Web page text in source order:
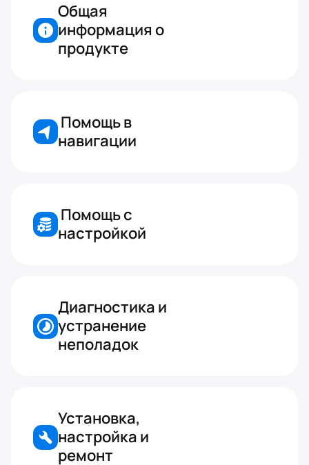
Общая
информация о
продукте
навигации
настройкой
Диагностика и
устранение
неполадок
Установка,
настройка и
ремонт